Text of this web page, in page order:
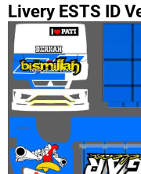
Livery ESTS ID